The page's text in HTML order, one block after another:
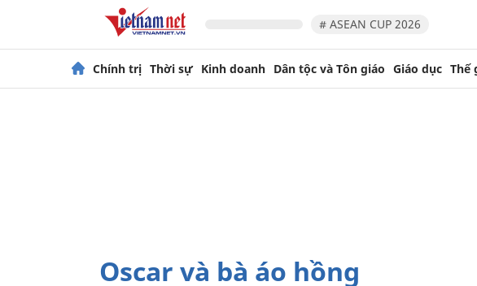
# ASEAN CUP 2026
Chính trị Thời sự Kinh doanh Dân tộc và Tôn giáo Giáo dục Thế
Oscar và bà áo hồng